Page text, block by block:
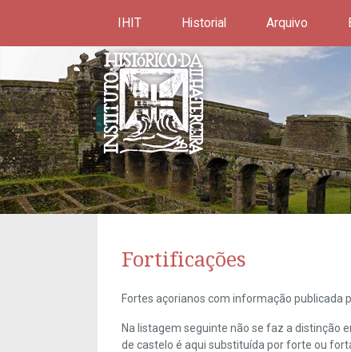
IHIT Historial Arquivo
Fortificações
Fortes açorianos com informação publicada
Na listagem seguinte não se faz a distinção
de castelo é aqui substituída por forte ou